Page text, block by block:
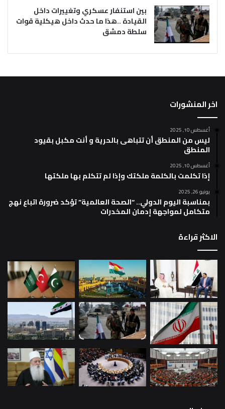
بين استنفار عسكري وتغييرات داخل
القيادة ..هذا ما حدث داخل هيكلية قوات
سلطة دمشق
اخر المنشورات
أغسطس 10, 2025
ليس من المنطق أن تتباهى بالحرية و أنت مكبل بقيود
المنطق
أغسطس 10, 2025
إذا تكلمت بالكلمة ملكتك وإذا لم تتكلم بها ملكتها
يونيو 26, 2025
بمناسبة اليوم الدولي.. “الصحة العالمية” تؤكد ضرورة اتباع نهج
متكامل لمواجهة إدمان المخدرات
الاكثر قراءة